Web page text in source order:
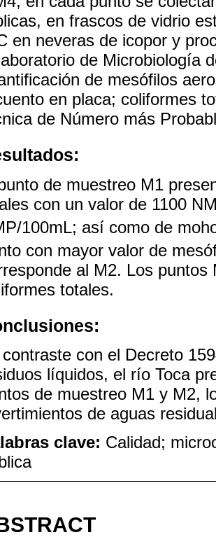
en frascos de vidrio
en neveras de icopor y
de Microbiología
de mesófilos
en placa; coliformes
de Número más
de muestreo M1
con un valor de 1100
100mL; así como de
con mayor valor de
al M2. Los
totales.
con el Decreto
líquidos, el río Toca
de muestreo M1 y M2,
de aguas
clave: Calidad;